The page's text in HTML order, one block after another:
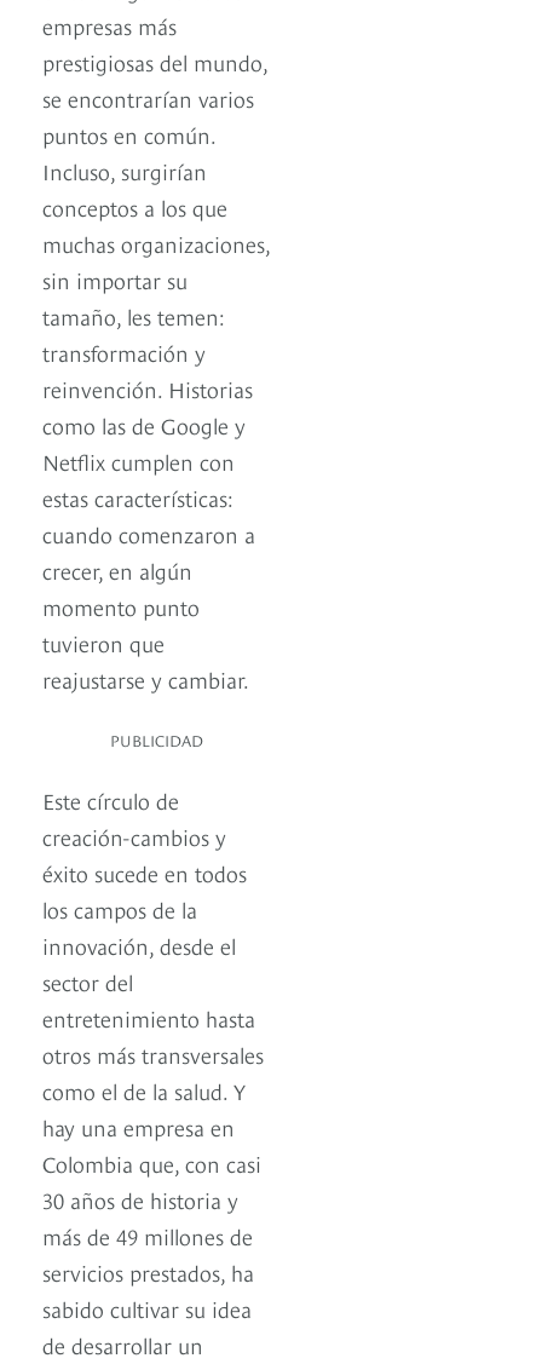
empresas más
prestigiosas del mundo,
se encontrarían varios
puntos en común.
Incluso, surgirían
conceptos a los que
muchas organizaciones,
sin importar su
tamaño, les temen:
transformación y
reinvención. Historias
como las de Google y
Netflix cumplen con
estas características:
cuando comenzaron a
crecer, en algún
momento punto
tuvieron que
reajustarse y cambiar.
PUBLICIDAD
Este círculo de
creación-cambios y
éxito sucede en todos
los campos de la
innovación, desde el
sector del
entretenimiento hasta
otros más transversales
como el de la salud. Y
hay una empresa en
Colombia que, con casi
30 años de historia y
más de 49 millones de
servicios prestados, ha
sabido cultivar su idea
de desarrollar un